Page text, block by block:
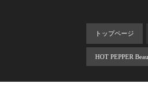
トップページ
HOT PEPPER